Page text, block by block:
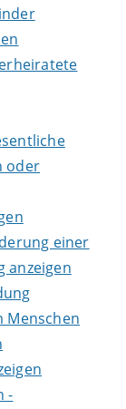
oder
einer
anzeigen
Menschen
-